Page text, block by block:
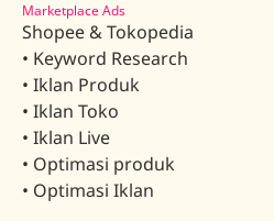
Marketplace Ads
Shopee & Tokopedia
• Keyword Research
• Iklan Produk
• Iklan Toko
• Iklan Live
• Optimasi produk
• Optimasi Iklan